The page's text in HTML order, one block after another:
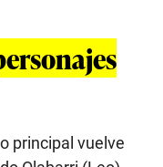
principal vuelve